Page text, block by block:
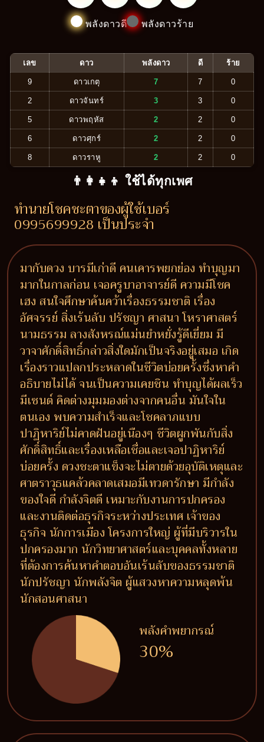
พลังดาวดี พลังดาวร้าย
เลข ดาว พลังดาว ดี ร้าย
9 ดาวเกตุ 7 7 0
2 ดาวจันทร์ 3 3 0
5 ดาวพฤหัส 2 2 0
6 ดาวศุกร์ 2 2 0
8 ดาวราหู 2 2 0
👨‍👩‍👧‍👦 ใช้ได้ทุกเพศ
ทำนายโชคชะตาของผู้ใช้เบอร์
0995699928 เป็นประจำ
มากับดวง บารมีเก่าดี คนเคารพยกย่อง ทำบุญมา
มากในกาลก่อน เจอครูบาอาจารย์ดี ความมีโชค
เฮง สนใจศึกษาค้นคว้าเรื่องธรรมชาติ เรื่อง
อัศจรรย์ สิ่งเร้นลับ ปรัชญา ศาสนา โหราศาสตร์
นามธรรม ลางสังหรณ์แม่นยำหยั่งรู้ดีเยี่ยม มี
วาจาศักดิ์สิทธิ์กล่าวสิ่งใดมักเป็นจริงอยู่เสมอ เกิด
เรื่องราวแปลกประหลาดในชีวิตบ่อยครั้งซึ่งหาคำ
อธิบายไม่ได้ จนเป็นความเคยชิน ทำบุญได้ผลเร็ว
มีเซนต์ คิดต่างมุมมองต่างจากคนอื่น มันใจใน
ตนเอง พบความสำเร็จและโชคลาภแบบ
ปาฏิหาริย์ไม่คาดฝันอยู่เนืองๆ ชีวิตผูกพันกับสิ่ง
ศักดิ์สิทธิ์และเรื่องเหลือเชื่อและเจอปาฏิหาริย์
บ่อยครั้ง ดวงชะตาแข็งจะไม่ตายด้วยอุบัติเหตุและ
ศาตราวุธแคล้วคลาดเสมอมีเทวดารักษา มีกำลัง
ของใจดี กำลังจิตดี เหมาะกับงานการปกครอง
และงานติดต่อธุรกิจระหว่างประเทศ เจ้าของ
ธุรกิจ นักการเมือง โครงการใหญ่ ผู้ที่มีบริวารใน
ปกครองมาก นักวิทยาศาสตร์และบุคคลทั้งหลาย
ที่ต้องการค้นหาคำตอบอันเร้นลับของธรรมชาติ
นักปรัชญา นักพลังจิต ผู้แสวงหาความหลุดพ้น
นักสอนศาสนา
พลังคำพยากรณ์
30%